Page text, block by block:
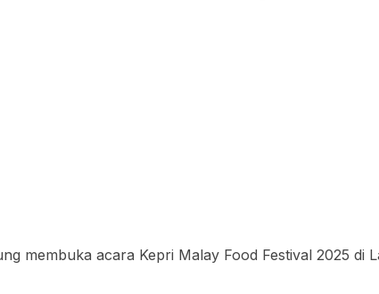
membuka acara Kepri Malay Food Festival 2025 di